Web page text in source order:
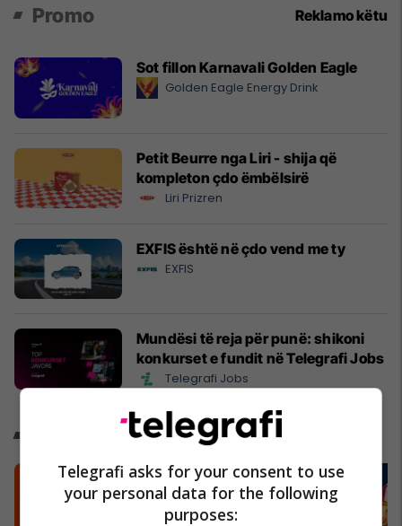
Promo Reklamo këtu
Sot fillon Karnavali Golden Eagle
Golden Eagle Energy Drink
Petit Beurre nga Liri - shija që
kompleton çdo ëmbëlsirë
Liri Prizren
EXFIS është në çdo vend me ty
EXFIS
Mundësi të reja për punë: shikoni
konkurset e fundit në Telegrafi Jobs
Telegrafi Jobs
Kampionati Botëror 2026
Telegrafi asks for your consent to use
your personal data for the following
purposes: